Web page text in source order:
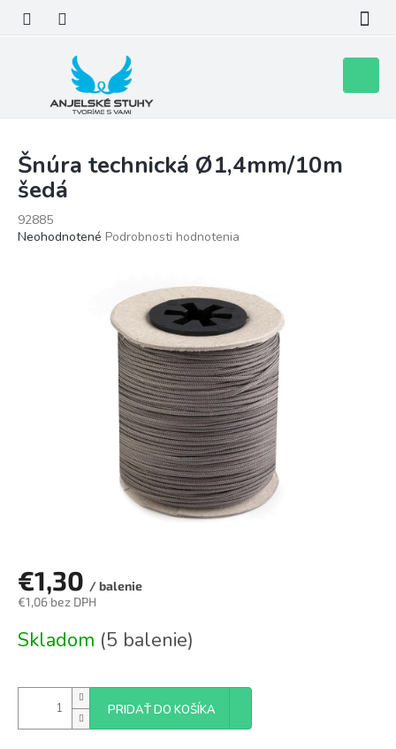
obsah
košík
Šnúra technická Ø1,4mm/10m
šedá
92885
Priemerné
Neohodnotené Podrobnosti hodnotenia
€1,30 / balenie
€1,06 bez DPH
cena:
Skladom (5 balenie)
PRIDAŤ DO KOŠÍKA